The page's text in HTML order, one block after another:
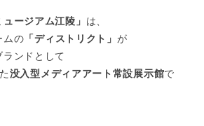
ュージアム江陵」 は、
ムの 「ディストリクト」 が
ンドとして
没入型メディアアート常設展示館で